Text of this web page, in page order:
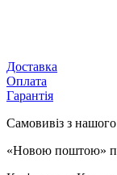
Доставка
Оплата
Гарантія
Самовивіз з
«Новою поштою»